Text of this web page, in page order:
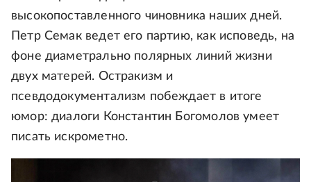
высокопоставленного чиновника наших дней.
Петр Семак ведет его партию, как исповедь, на
фоне диаметрально полярных линий жизни
двух матерей. Остракизм и
псевдодокументализм побеждает в итоге
юмор: диалоги Константин Богомолов умеет
писать искрометно.